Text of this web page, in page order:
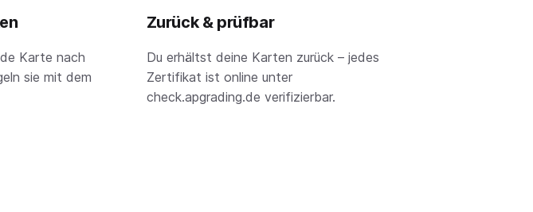
Karte nach
sie mit dem
Zurück & prüfbar
Du erhältst deine Karten zurück – jedes
Zertifikat ist online unter
check.apgrading.de verifizierbar.